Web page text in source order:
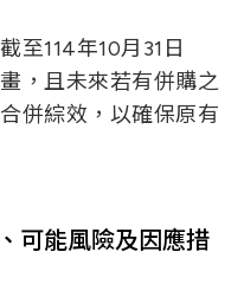
至114年10月31日
，且未來若有併購之
併綜效，以確保原有
可能風險及因應措